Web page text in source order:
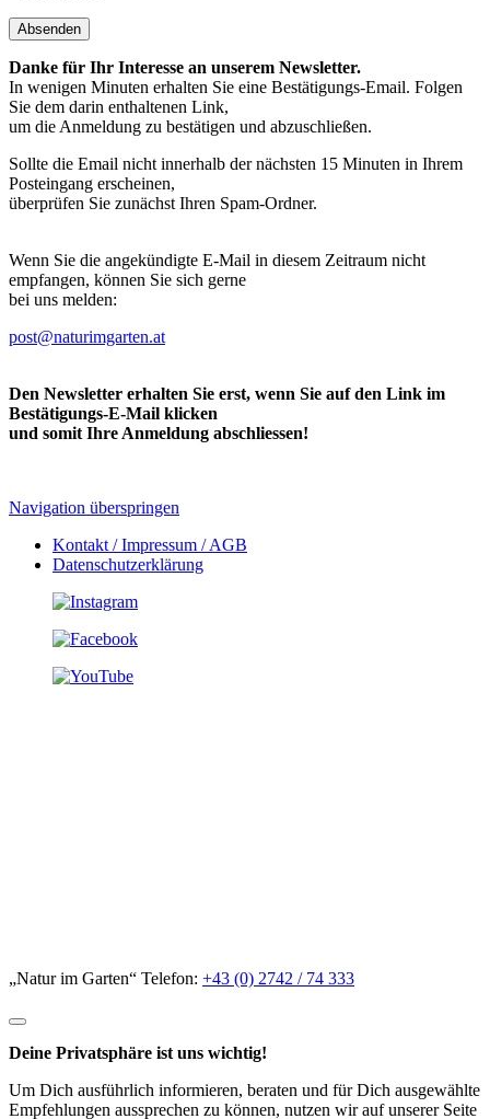
Absenden
Danke für Ihr Interesse an unserem Newsletter.
In wenigen Minuten erhalten Sie eine Bestätigungs-Email. Folgen
Sie dem darin enthaltenen Link,
um die Anmeldung zu bestätigen und abzuschließen.
Sollte die Email nicht innerhalb der nächsten 15 Minuten in Ihrem
Posteingang erscheinen,
überprüfen Sie zunächst Ihren Spam-Ordner.
Wenn Sie die angekündigte E-Mail in diesem Zeitraum nicht
empfangen, können Sie sich gerne
bei uns melden:
post@naturimgarten.at
Den Newsletter erhalten Sie erst, wenn Sie auf den Link im
Bestätigungs-E-Mail klicken
und somit Ihre Anmeldung abschliessen!
Navigation überspringen
Kontakt / Impressum / AGB
Datenschutzerklärung
„Natur im Garten“ Telefon: +43 (0) 2742 / 74 333
Deine Privatsphäre ist uns wichtig!
Um Dich ausführlich informieren, beraten und für Dich ausgewählte
Empfehlungen aussprechen zu können, nutzen wir auf unserer Seite